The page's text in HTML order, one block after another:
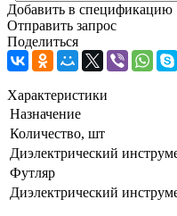
Добавить в спецификацию
Отправить запрос
Поделиться
Характеристики
Назначение
Количество, шт
Диэлектрический
Футляр
Диэлектрический